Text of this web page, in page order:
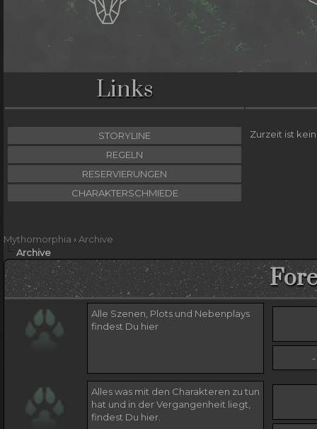
Links
STORYLINE
REGELN
RESERVIERUNGEN
CHARAKTERSCHMIEDE
Zurzeit ist
Mythomorphia › Archive
Archive
Alle Szenen, Plots und Nebenplays
findest Du hier
Alles was mit den Charakteren zu tun
hat und in der Vergangenheit liegt,
findest Du hier.